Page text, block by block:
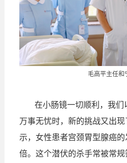
毛高平主任和
在小肠镜一切顺利，我
万事无忧时，新的挑战又出
示，女性患者宫颈胃型腺癌的
倍。这个潜伏的杀手常被常